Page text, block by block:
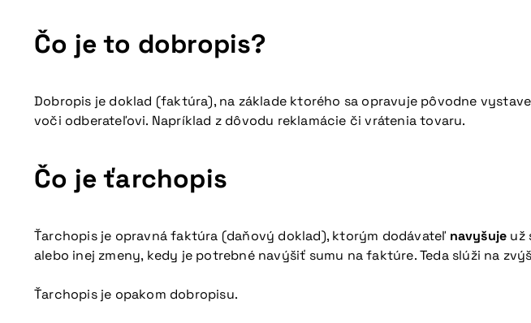
Čo je to dobropis?
Dobropis je doklad (faktúra), na základe ktorého sa opravuje pôvodne
voči odberateľovi. Napríklad z dôvodu reklamácie či vrátenia tovaru.
Čo je ťarchopis
Ťarchopis je opravná faktúra (daňový doklad), ktorým dodávateľ navyšuje už
alebo inej zmeny, kedy je potrebné navýšiť sumu na faktúre. Teda slúži na
Ťarchopis je opakom dobropisu.